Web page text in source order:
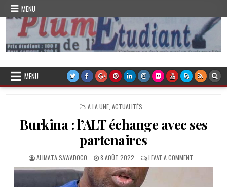
Skip
content
MENU
Plume de l'Etudiant
MENU
POSTED
A LA UNE ACTUALITÉS
Burkina : l’ALT échange avec ses
partenaires
AUTHOR:
ALIMATA SAWADOGO
PUBLISHED
DATE:
8 AOÛT 2022 LEAVE A COMMENT
BURKINA